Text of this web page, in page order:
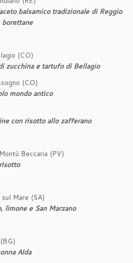
balsamico tradizionale di Reggio
(CO)
zucchina e tartufo di Bellagio
(CO)
mondo antico
con risotto allo zafferano
Beccaria (PV)
Mare (SA)
limone e San Marzano
Alda